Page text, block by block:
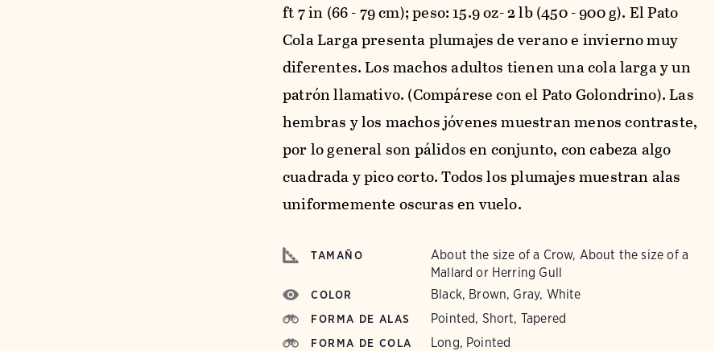
ft 7 in (66 - 79 cm); peso: 15.9 oz- 2 lb (450 - 900 g). El Pato
Cola Larga presenta plumajes de verano e invierno muy
diferentes. Los machos adultos tienen una cola larga y un
patrón llamativo. (Compárese con el Pato Golondrino). Las
hembras y los machos jóvenes muestran menos contraste,
por lo general son pálidos en conjunto, con cabeza algo
cuadrada y pico corto. Todos los plumajes muestran alas
uniformemente oscuras en vuelo.
TAMAÑO
About the size of a Crow, About the size of a
Mallard or Herring Gull
COLOR Black, Brown, Gray, White
FORMA DE ALAS Pointed, Short, Tapered
FORMA DE COLA Long, Pointed